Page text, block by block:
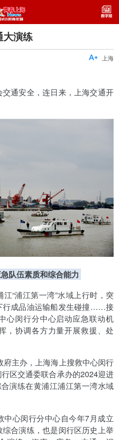
大演练
上海

通安全，连日来，上海交通开
队伍素质和综合能力
“浦江第一湾”水域上行时，突
行成品油运输船发生碰撞……接
心闵行分中心启动应急联动机
，协调各方力量开展救援、处
主办，上海海上搜救中心闵行
区交通委联合承办的2024迎进
演练在黄浦江浦江第一湾水域
中心闵行分中心自今年7月成立
合演练，也是闵行区历史上举